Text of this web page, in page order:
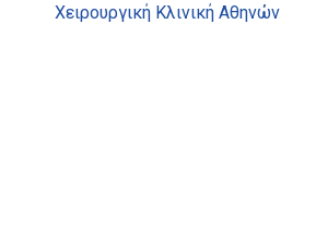
Χειρουργική Κλινική Αθηνών